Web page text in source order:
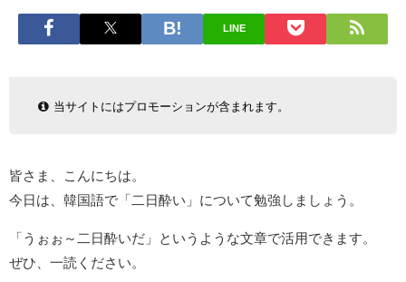
LINE
当サイトにはプロモーションが含まれます。
皆さま、こんにちは。
今日は、韓国語で「二日酔い」について勉強しましょう。
「うぉぉ～二日酔いだ」というような文章で活用できます。
ぜひ、一読ください。